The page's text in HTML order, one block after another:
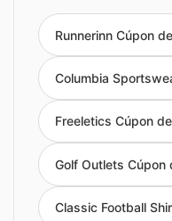
Runnerinn Cúpon
Columbia
Freeletics Cúpon
Golf Outlets Cúpon
Classic Football